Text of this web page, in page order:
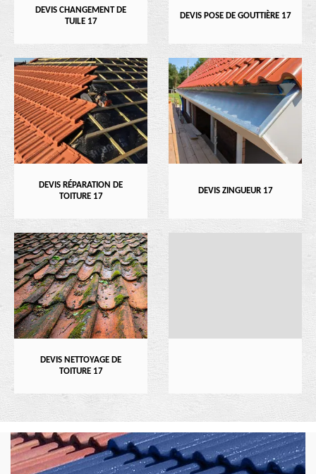
DEVIS CHANGEMENT DE
TUILE 17
DEVIS POSE DE GOUTTIÈRE 17
DEVIS RÉPARATION DE
TOITURE 17
DEVIS ZINGUEUR 17
DEVIS NETTOYAGE DE
TOITURE 17